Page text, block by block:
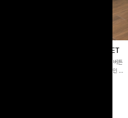
제딧레이어드 블라우스+플레어팬츠SET
[완성도높은💗]레이어드한 듯 자연스러운 나시와 버튼
원피스가 함께 구성된 세트 아이템입니다. 코디 고민 없